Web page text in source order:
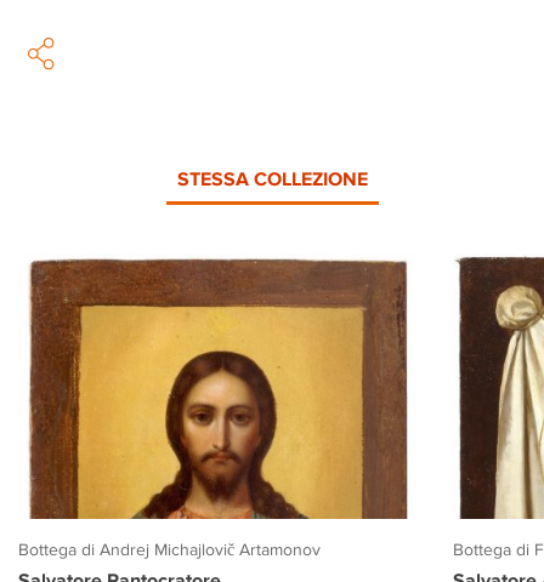
STESSA COLLEZIONE
Bottega di Andrej Michajlovič Artamonov Bottega di